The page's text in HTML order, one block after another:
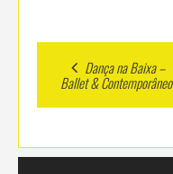
Post
navigation
Dança na Baixa –
Ballet & Contemporâneo